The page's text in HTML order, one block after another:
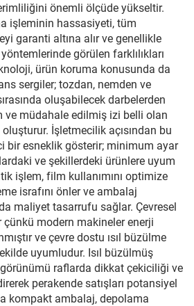
önemli ölçüde yükseltir.
işleminin hassasiyeti, tüm
garanti altına alır ve genellikle
görülen farklılıkları
ürün koruma konusunda da
sergiler; tozdan, nemden ve
oluşabilecek darbelerden
ve müdahale edilmiş izi belli olan
İşletmecilik açısından bu
bir esneklik gösterir; minimum ayar
ve şekillerdeki ürünlere uyum
işlem, film kullanımını optimize
israfını önler ve ambalaj
maliyet tasarrufu sağlar. Çevresel
modern makineler enerji
ve çevre dostu ısıl büzülme
uyumludur. Isıl büzülmüş
raflarda dikkat çekiciliği ve
perakende satışları potansiyel
kompakt ambalaj, depolama